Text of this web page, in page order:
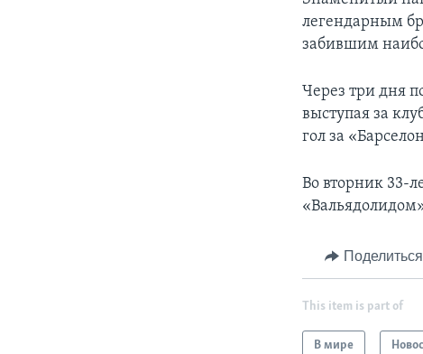
легендарным
забившим
Через три дня
выступая за
гол за
Во вторник 33-
Поделиться
This item is part of
В мире